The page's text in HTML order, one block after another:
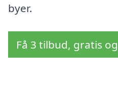
byer.
Få 3 tilbud, gratis